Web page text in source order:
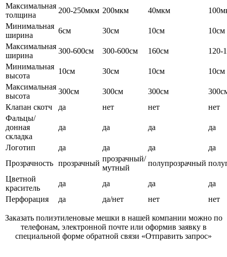
Максимальная
толщина
200-250мкм 200мкм 40мкм
Минимальная
ширина
6см 30см 10см
10см
Максимальная
ширина
300-600см 300-600см 160см
120-
Минимальная
высота
10см 30см 10см
10см
Максимальная
высота
300см 300см 300см
Клапан скотч
да нет нет
нет
Фальцы/
донная
складка
да да да да
Логотип да да да
да
Прозрачность прозрачный
прозрачный/
мутный
полупрозрачный
Цветной
краситель
да да да
да
Перфорация
да да/нет нет нет
Заказать полиэтиленовые мешки в нашей компании можно по
телефонам, электронной почте или оформив заявку в
специальной форме обратной связи «Отправить запрос»